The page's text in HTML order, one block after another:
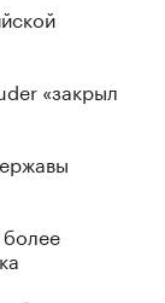
«закрыл